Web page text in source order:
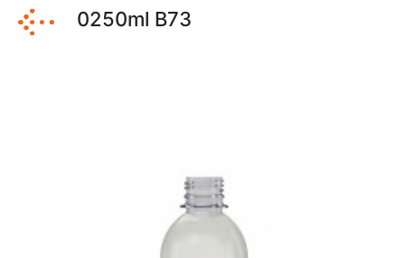
0250ml B73